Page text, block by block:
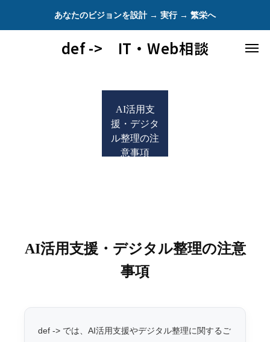
あなたのビジョンを設計 → 実行 → 繁栄へ
def -> IT・Web相談
AI活用支
援・デジタ
ル整理の注
意事項
AI活用支援・デジタル整理の注意
事項
def -> では、AI活用支援やデジタル整理に関するご